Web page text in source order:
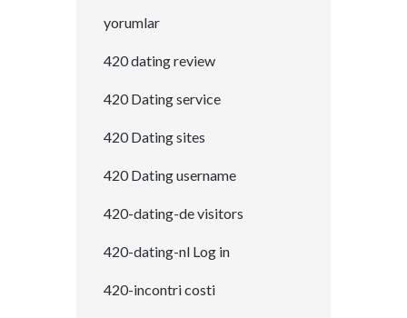
yorumlar
420 dating review
420 Dating service
420 Dating sites
420 Dating username
420-dating-de visitors
420-dating-nl Log in
420-incontri costi